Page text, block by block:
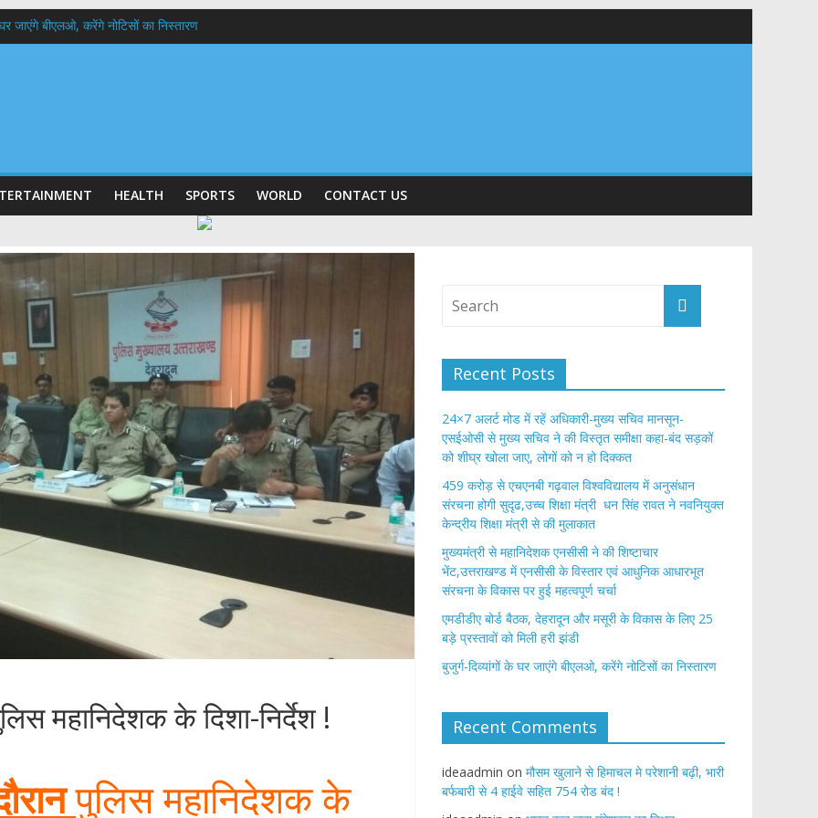
जाएंगे बीएलओ, करेंगे नोटिसों का निस्तारण
रहें अधिकारी-मुख्य सचिव मानसून-एसईओसी से मुख्य सचिव ने की विस्तृत समीक्षा कहा-बंद सड़कों को शीघ्र खोला जाए, लोगों को न हो दिक्कत
HEALTH SPORTS WORLD CONTACT US
महानिदेशक के दिशा-निर्देश !
पुलिस महानिदेशक के
Recent Posts
24×7 अलर्ट मोड में रहें अधिकारी-मुख्य सचिव मानसून-
एसईओसी से मुख्य सचिव ने की विस्तृत समीक्षा कहा-बंद सड़कों
को शीघ्र खोला जाए, लोगों को न हो दिक्कत
459 करोड़ से एचएनबी गढ़वाल विश्वविद्यालय में अनुसंधान
संरचना होगी सुदृढ,उच्च शिक्षा मंत्री धन सिंह रावत ने नवनियुक्त
केन्द्रीय शिक्षा मंत्री से की मुलाकात
मुख्यमंत्री से महानिदेशक एनसीसी ने की शिष्टाचार
भेंट,उत्तराखण्ड में एनसीसी के विस्तार एवं आधुनिक आधारभूत
संरचना के विकास पर हुई महत्वपूर्ण चर्चा
एमडीडीए बोर्ड बैठक, देहरादून और मसूरी के विकास के लिए 25
बड़े प्रस्तावों को मिली हरी झंडी
बुजुर्ग-दिव्यांगों के घर जाएंगे बीएलओ, करेंगे नोटिसों का निस्तारण
Recent Comments
ideaadmin on मौसम खुलाने से हिमाचल मे परेशानी बढ़ी, भारी
बर्फबारी से 4 हाईवे सहित 754 रोड बंद !